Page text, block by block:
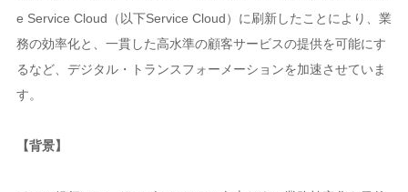
e Service Cloud（以下Service Cloud）に刷新したことにより、業
務の効率化と、一貫した高水準の顧客サービスの提供を可能にす
るなど、デジタル・トランスフォーメーションを加速させていま
す。
【背景】